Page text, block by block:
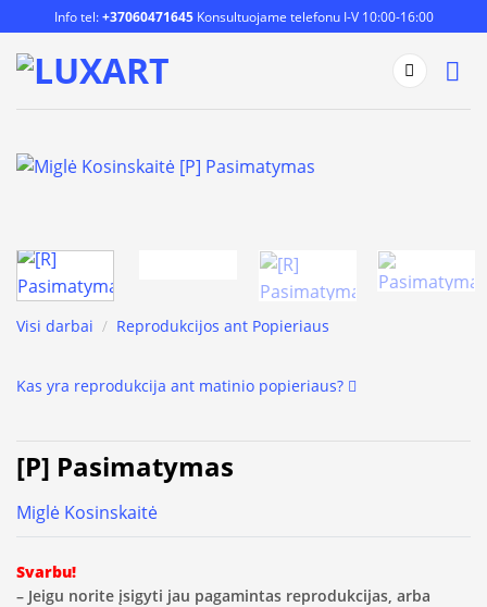
to
content
Info tel:+37060471645Konsultuojame telefonu I-V 10:00-16:00
Visi darbai / Reprodukcijos ant Popieriaus
Kas yra reprodukcija ant matinio popieriaus?
[P] Pasimatymas
Miglė Kosinskaitė
Svarbu!
– Jeigu norite įsigyti jau pagamintas reprodukcijas, arba